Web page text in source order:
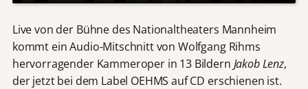
Live von der Bühne des Nationaltheaters Mannheim
kommt ein Audio-Mitschnitt von Wolfgang Rihms
hervorragender Kammeroper in 13 Bildern Jakob Lenz,
der jetzt bei dem Label OEHMS auf CD erschienen ist.